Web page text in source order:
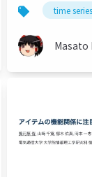
time series
Masato